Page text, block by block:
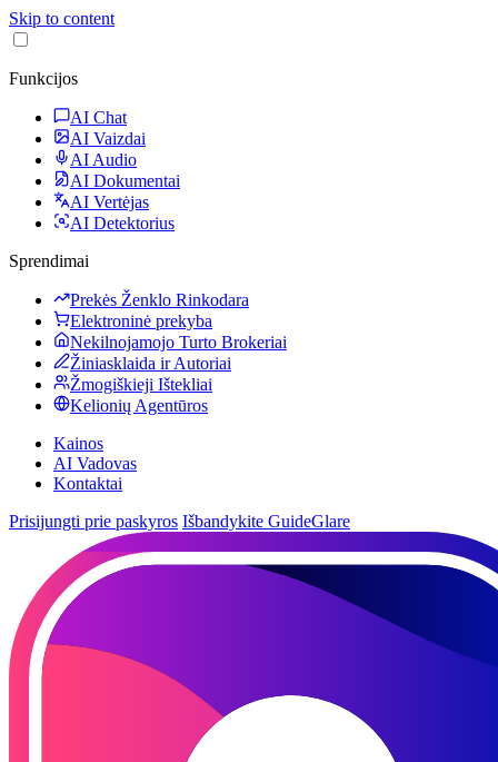
Skip to content
Funkcijos
AI Chat
AI Vaizdai
AI Audio
AI Dokumentai
AI Vertėjas
AI Detektorius
Sprendimai
Prekės Ženklo Rinkodara
Elektroninė prekyba
Nekilnojamojo Turto Brokeriai
Žiniasklaida ir Autoriai
Žmogiškieji Ištekliai
Kelionių Agentūros
Kainos
AI Vadovas
Kontaktai
Prisijungti prie paskyros Išbandykite GuideGlare